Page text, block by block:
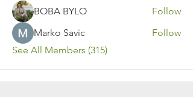
BOBA BYLO
Follow
Marko Savic
Follow
See All Members (315)